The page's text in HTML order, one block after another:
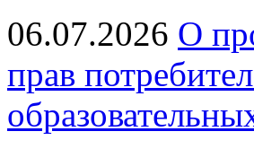
06.07.2026 О
прав